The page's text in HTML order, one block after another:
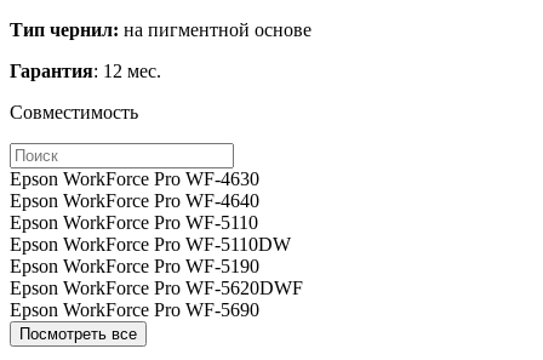
Тип чернил: на пигментной основе
Гарантия: 12 мес.
Совместимость
Epson WorkForce Pro WF-4630
Epson WorkForce Pro WF-4640
Epson WorkForce Pro WF-5110
Epson WorkForce Pro WF-5110DW
Epson WorkForce Pro WF-5190
Epson WorkForce Pro WF-5620DWF
Epson WorkForce Pro WF-5690
Посмотреть все